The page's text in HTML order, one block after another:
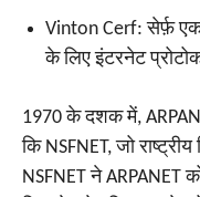
Vinton Cerf: सेर्फ़ एक
के लिए इंटरनेट
1970 के दशक में,
कि NSFNET, जो राष्ट्रीय
NSFNET ने ARPANET